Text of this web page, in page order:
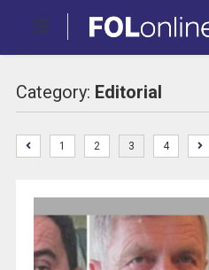
Category: Editorial
1 2 3 4